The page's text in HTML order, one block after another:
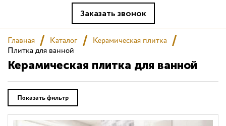
Салон
Сертификаты
Дизайнерам
Комплекс услуг
Заказать звонок
Главная Каталог
Керамическая плитка
Плитка для ванной
Керамическая плитка для ванной
Показать фильтр